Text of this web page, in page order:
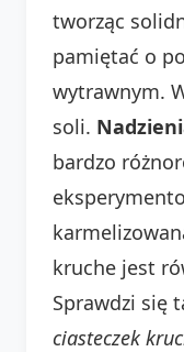
tworząc
pamiętać o
wytrawnym.
soli.
bardzo
kruche jest
Sprawdzi się
ciasteczek